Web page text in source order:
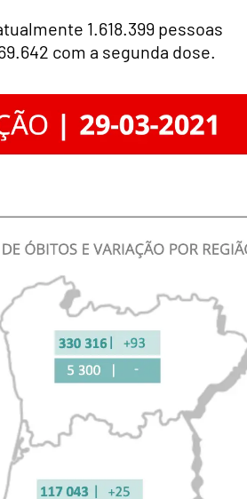
1.618.399 pessoas
com a segunda dose.